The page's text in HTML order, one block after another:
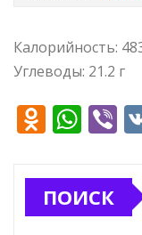
Калорийность:
Углеводы: 21.2 г
O
n
o
W
at
s
Vi
e
ПОИСК